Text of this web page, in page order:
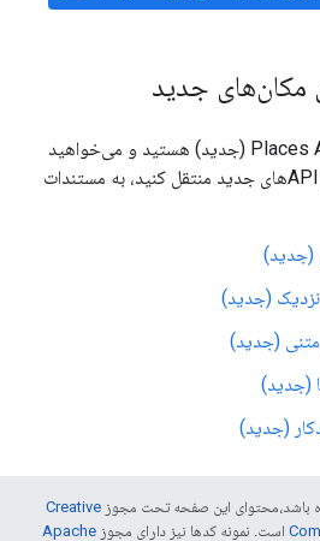
اگر شما از مشتریان فعلی Places API (جدید) هستید و می‌خواهید
برنامه خود را برای استفاده از APIهای جدید منتقل کنید، به مستندات
(جدید)
(جدید)
(جدید)
(جدید)
(جدید)
باشد،‌محتوای این صفحه تحت مجوز Creative
است. نمونه کدها نیز دارای مجوز Apache